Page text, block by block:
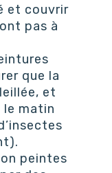
et couvrir
pas à
que la
et
le matin
peintes